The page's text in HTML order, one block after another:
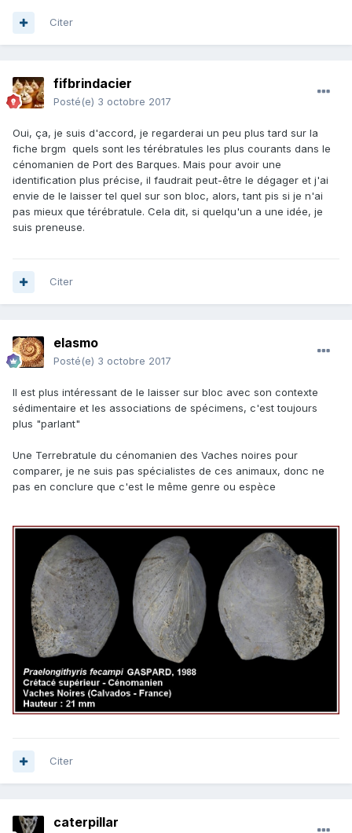
Citer
fifbrindacier
Posté(e) 3 octobre 2017
Oui, ça, je suis d'accord, je regarderai un peu plus tard sur la
fiche brgm quels sont les térébratules les plus courants dans le
cénomanien de Port des Barques. Mais pour avoir une
identification plus précise, il faudrait peut-être le dégager et j'ai
envie de le laisser tel quel sur son bloc, alors, tant pis si je n'ai
pas mieux que térébratule. Cela dit, si quelqu'un a une idée, je
suis preneuse.
Citer
elasmo
Posté(e) 3 octobre 2017
Il est plus intéressant de le laisser sur bloc avec son contexte
sédimentaire et les associations de spécimens, c'est toujours
plus "parlant"
Une Terrebratule du cénomanien des Vaches noires pour
comparer, je ne suis pas spécialistes de ces animaux, donc ne
pas en conclure que c'est le même genre ou espèce
Citer
caterpillar